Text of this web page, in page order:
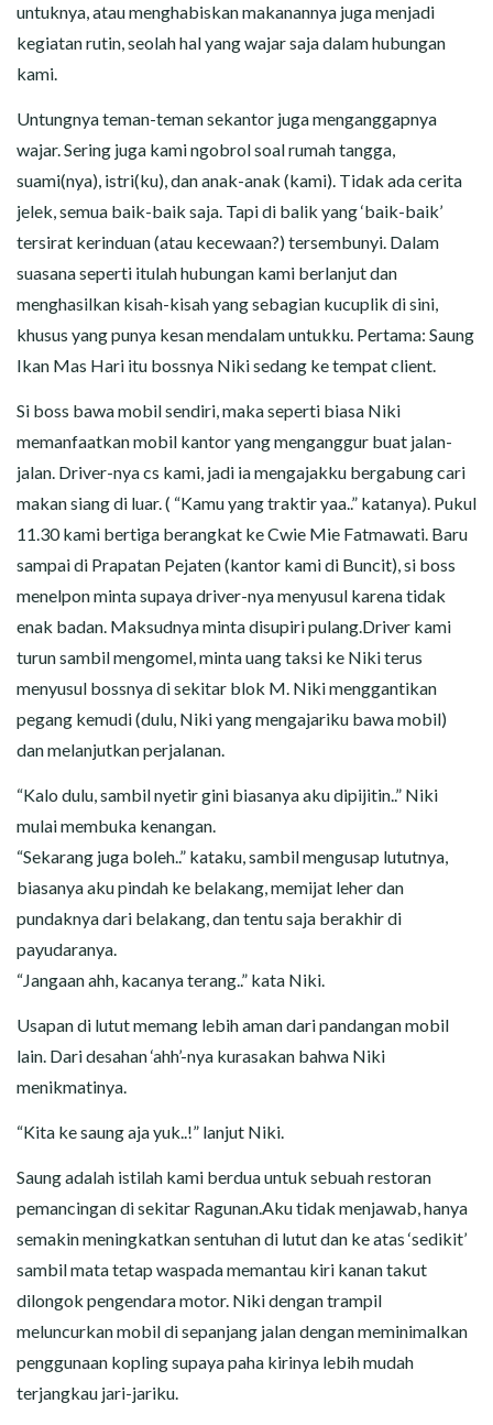
untuknya, atau menghabiskan makanannya juga menjadi
kegiatan rutin, seolah hal yang wajar saja dalam hubungan
kami.
Untungnya teman-teman sekantor juga menganggapnya
wajar. Sering juga kami ngobrol soal rumah tangga,
suami(nya), istri(ku), dan anak-anak (kami). Tidak ada cerita
jelek, semua baik-baik saja. Tapi di balik yang ‘baik-baik’
tersirat kerinduan (atau kecewaan?) tersembunyi. Dalam
suasana seperti itulah hubungan kami berlanjut dan
menghasilkan kisah-kisah yang sebagian kucuplik di sini,
khusus yang punya kesan mendalam untukku. Pertama: Saung
Ikan Mas Hari itu bossnya Niki sedang ke tempat client.
Si boss bawa mobil sendiri, maka seperti biasa Niki
memanfaatkan mobil kantor yang menganggur buat jalan-
jalan. Driver-nya cs kami, jadi ia mengajakku bergabung cari
makan siang di luar. ( “Kamu yang traktir yaa..” katanya). Pukul
11.30 kami bertiga berangkat ke Cwie Mie Fatmawati. Baru
sampai di Prapatan Pejaten (kantor kami di Buncit), si boss
menelpon minta supaya driver-nya menyusul karena tidak
enak badan. Maksudnya minta disupiri pulang.Driver kami
turun sambil mengomel, minta uang taksi ke Niki terus
menyusul bossnya di sekitar blok M. Niki menggantikan
pegang kemudi (dulu, Niki yang mengajariku bawa mobil)
dan melanjutkan perjalanan.
“Kalo dulu, sambil nyetir gini biasanya aku dipijitin..” Niki
mulai membuka kenangan.
“Sekarang juga boleh..” kataku, sambil mengusap lututnya,
biasanya aku pindah ke belakang, memijat leher dan
pundaknya dari belakang, dan tentu saja berakhir di
payudaranya.
“Jangaan ahh, kacanya terang..” kata Niki.
Usapan di lutut memang lebih aman dari pandangan mobil
lain. Dari desahan ‘ahh’-nya kurasakan bahwa Niki
menikmatinya.
“Kita ke saung aja yuk..!” lanjut Niki.
Saung adalah istilah kami berdua untuk sebuah restoran
pemancingan di sekitar Ragunan.Aku tidak menjawab, hanya
semakin meningkatkan sentuhan di lutut dan ke atas ‘sedikit’
sambil mata tetap waspada memantau kiri kanan takut
dilongok pengendara motor. Niki dengan trampil
meluncurkan mobil di sepanjang jalan dengan meminimalkan
penggunaan kopling supaya paha kirinya lebih mudah
terjangkau jari-jariku.